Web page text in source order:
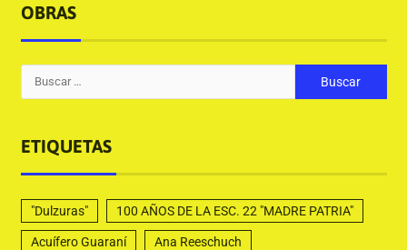
OBRAS
ETIQUETAS
"Dulzuras" 100 AÑOS DE LA ESC. 22 "MADRE PATRIA"
Acuífero Guaraní Ana Reeschuch